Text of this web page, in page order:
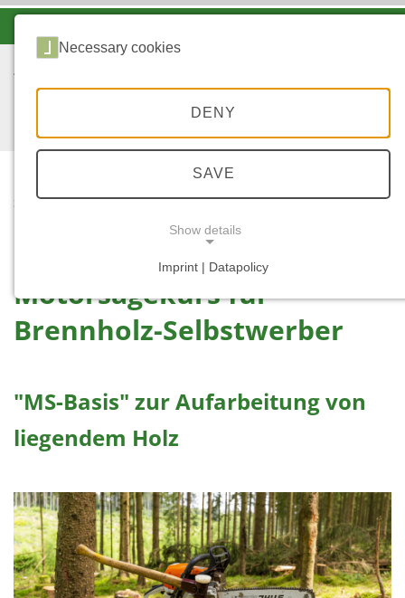
STARTSEITE
...
MOTORSÄGENKURSE
Motorsägekurs für
Brennholz-Selbstwerber
"MS-Basis" zur Aufarbeitung von
liegendem Holz
Necessary cookies
DENY
SAVE
Show details
Imprint | Datapolicy